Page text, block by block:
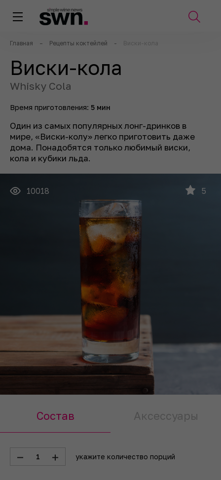
Главная – Рецепты коктейлей - Виски-кола
Виски-кола
Whisky Cola
10018 5
Один из самых популярных лонг-дринков в
мире, «Виски-колу» легко приготовить даже
дома. Понадобятся только любимый виски,
кола и кубики льда.
Время приготовления: 5 мин
Состав Аксессуары
1 укажите количество порций